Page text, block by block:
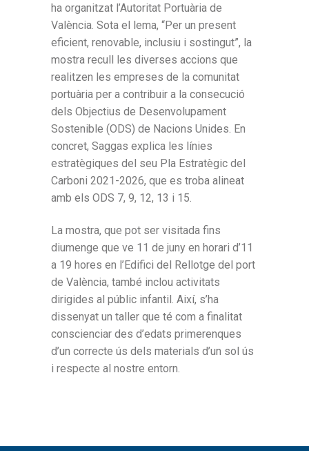
ha organitzat l’Autoritat Portuària de
València. Sota el lema, “Per un present
eficient, renovable, inclusiu i sostingut”, la
mostra recull les diverses accions que
realitzen les empreses de la comunitat
portuària per a contribuir a la consecució
dels Objectius de Desenvolupament
Sostenible (ODS) de Nacions Unides. En
concret, Saggas explica les línies
estratègiques del seu Pla Estratègic del
Carboni 2021-2026, que es troba alineat
amb els ODS 7, 9, 12, 13 i 15.
La mostra, que pot ser visitada fins
diumenge que ve 11 de juny en horari d’11
a 19 hores en l’Edifici del Rellotge del port
de València, també inclou activitats
dirigides al públic infantil. Així, s’ha
dissenyat un taller que té com a finalitat
conscienciar des d’edats primerenques
d’un correcte ús dels materials d’un sol ús
i respecte al nostre entorn.